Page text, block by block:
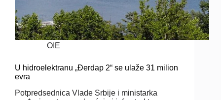
OIE
U hidroelektranu „Đerdap 2“ se ulaže 31 milion
evra
Potpredsednica Vlade Srbije i ministarka